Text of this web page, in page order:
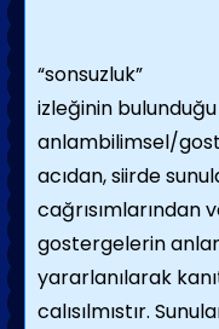
“sonsuzluk”
izleğinin bulunduğu
anlambilimsel/
acıdan, siirde
cağrısımlarından
gostergelerin
yararlanılarak
calısılmıstır.